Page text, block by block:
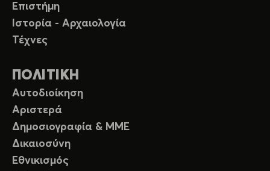
Επιστήμη
Ιστορία - Αρχαιολογία
Τέχνες
ΠΟΛΙΤΙΚΗ
Αυτοδιοίκηση
Αριστερά
Δημοσιογραφία & ΜΜΕ
Δικαιοσύνη
Εθνικισμός